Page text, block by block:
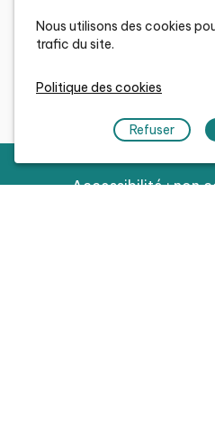
Accessibilité : non
Nous utilisons des cookies
trafic du site.
Refuser
Politique des cookies